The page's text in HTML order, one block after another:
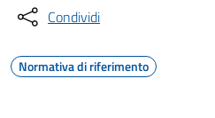
Condividi
Normativa di riferimento